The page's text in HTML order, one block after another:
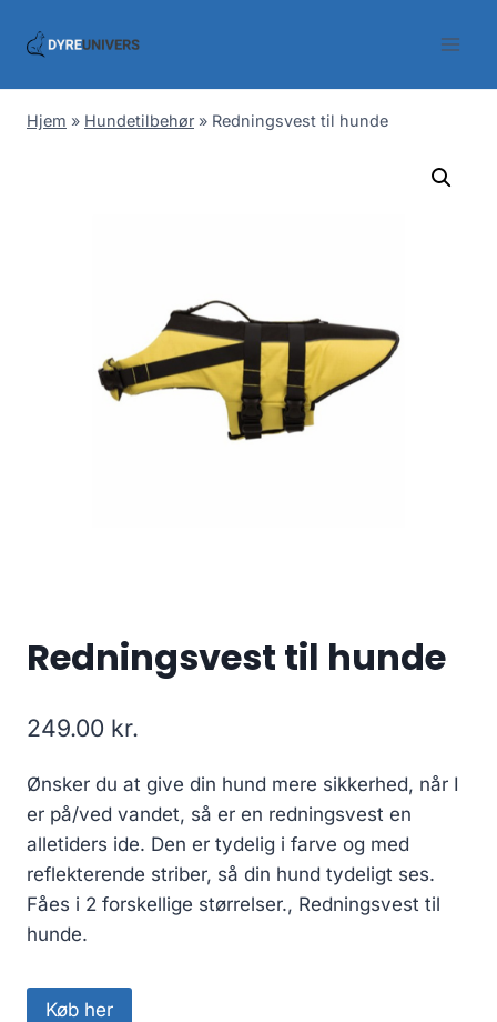
Hjem » Hundetilbehør » Redningsvest til hunde
Redningsvest til hunde
249.00 kr.
Ønsker du at give din hund mere sikkerhed, når I
er på/ved vandet, så er en redningsvest en
alletiders ide. Den er tydelig i farve og med
reflekterende striber, så din hund tydeligt ses.
Fåes i 2 forskellige størrelser., Redningsvest til
hunde.
Køb her